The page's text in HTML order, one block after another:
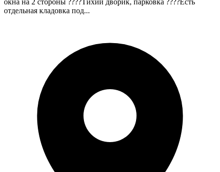
отдельная кладовка под...